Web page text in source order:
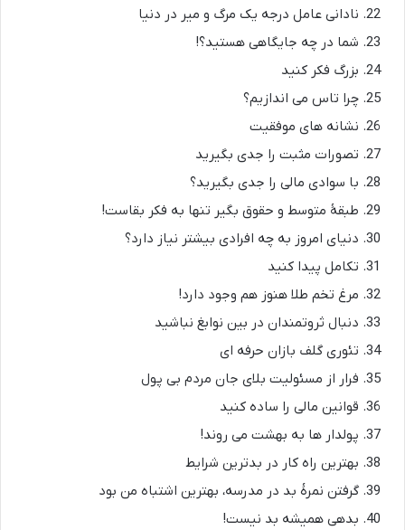
نادانی عامل درجه یک مرگ و میر در دنیا
شما در چه جایگاهی هستید؟!
بزرگ فکر کنید
چرا تاس می اندازیم؟
نشانه های موفقیت
تصورات مثبت را جدی بگیرید
با سوادی مالی را جدی بگیرید؟
طبقۀ متوسط و حقوق بگیر تنها به فکر بقاست!
دنیای امروز به چه افرادی بیشتر نیاز دارد؟
تکامل پیدا کنید
مرغ تخم طلا هنوز هم وجود دارد!
دنبال ثروتمندان در بین نوابغ نباشید
تئوری گلف بازان حرفه ای
فرار از مسئولیت بلای جان مردم بی پول
قوانین مالی را ساده کنید
پولدار ها به بهشت می روند!
بهترین راه کار در بدترین شرایط
گرفتن نمرۀ بد در مدرسه، بهترین اشتباه من بود
بدهی همیشه بد نیست!